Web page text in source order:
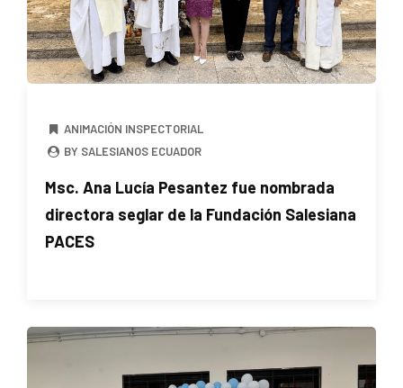
ANIMACIÓN INSPECTORIAL
BY SALESIANOS ECUADOR
Msc. Ana Lucía Pesantez fue nombrada
directora seglar de la Fundación Salesiana
PACES